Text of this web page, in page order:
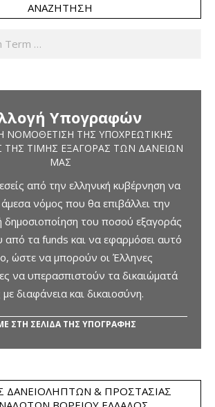
ΑΝΑΖΉΤΗΣΗ
Υπογραφών
ΝΟΜΟΘΈΤΙΣΗ ΤΗΣ ΥΠΟΧΡΕΩΤΙΚΉΣ
ΤΗΣ ΤΙΜΉΣ ΕΞΑΓΟΡΆΣ ΤΩΝ ΔΑΝΕΊΩΝ
ΜΑΣ
από την ελληνική κυβέρνηση να
άμεσα νόμος που θα επιβάλλει την
δημοσιοποίηση του ποσού εξαγοράς
από τα funds και να εφαρμόσει αυτό
ώστε να μπορούν οι Έλληνες
να υπερασπιστούν τα δικαιώματά
διαφάνεια και δικαιοσύνη.
ΣΤΗ ΣΕΛΙΔΑ ΤΗΣ ΥΠΟΓΡΑΦΗΣ
ΔΑΝΕΙΟΛΗΠΤΏΝ & ΠΡΟΣΤΑΣΊΑΣ